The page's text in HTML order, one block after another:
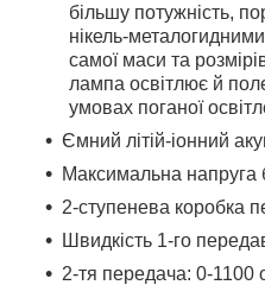
більшу потужність,
нікель-
самої маси та
лампа освітлює й
умовах поганої
Ємний літій-іонний
Максимальна напруга
2-ступенева коробка
Швидкість 1-го
2-тя передача: 0-1100